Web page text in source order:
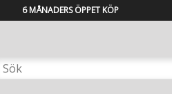
6 MÅNADERS ÖPPET KÖP